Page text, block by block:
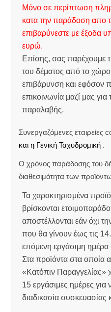
Μόνο σε περίπτωση
κατα την παράδοση απο
επιβαρύνεστε με έξοδα
ευρώ.
Επίσης, σας παρέχουμε
του δέματος από το
επιβάρυνση και εφόσον
επικοινωνία μαζί μας
παραλαβής.
Συνεργαζόμενες εταιρείες
και η Γενική Ταχυδρομική .
Ο χρόνος παράδοσης του
διαθεσιμότητα των
Τα χαρακτηρισμένα
βρίσκονται
αποστέλλονται εάν όχι
που θα γίνουν έως τις
επόμενη εργάσιμη
Στα προϊόντα στα οποία
«Κατόπιν Παραγγελίας»
15 εργάσιμες ημέρες
διαδικασία συσκευασίας